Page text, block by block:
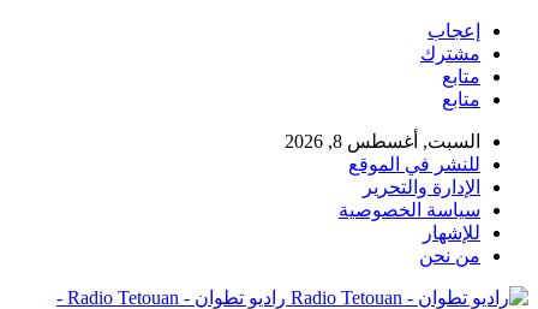
إعجاب
مشترك
متابع
متابع
السبت, أغسطس 8, 2026
للنشر في الموقع
الإدارة والتحرير
سياسة الخصوصية
للإشهار
من نحن
راديو تطوان - Radio Tetouan -